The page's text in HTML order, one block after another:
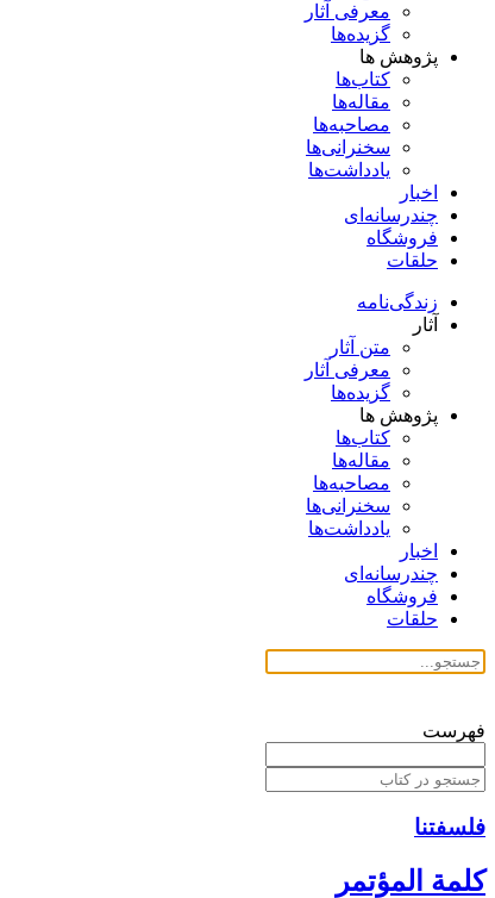
معرفی آثار
گزیده‌ها
پژوهش ها
کتاب‌ها
مقاله‌ها
مصاحبه‌ها
سخنرانی‌ها
یادداشت‌ها
اخبار
چندرسانه‌ای
فروشگاه
حلقات
زندگی‌نامه
آثار
متن آثار
معرفی آثار
گزیده‌ها
پژوهش ها
کتاب‌ها
مقاله‌ها
مصاحبه‌ها
سخنرانی‌ها
یادداشت‌ها
اخبار
چندرسانه‌ای
فروشگاه
حلقات
فهرست
فلسفتنا
كلمة المؤتمر